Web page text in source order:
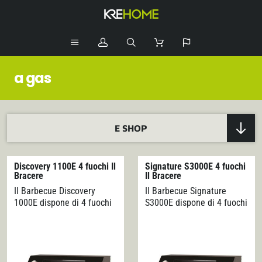
a gas
E SHOP
STUFE A PELLET 21
Discovery 1100E 4 fuochi Il
Bracere
Il Barbecue Discovery
1000E dispone di 4 fuochi
apertura coperchio ROLL
Signature S3000E 4 fuochi
Il Bracere
Il Barbecue Signature
S3000E dispone di 4 fuochi
“Roll Back” più alto per